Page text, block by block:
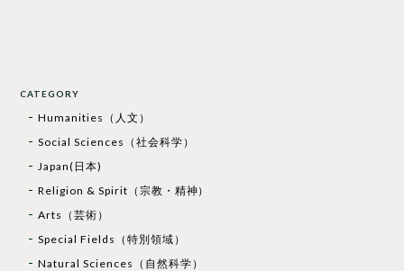
CATEGORY
Humanities（人文）
Social Sciences（社会科学）
Japan(日本)
Religion & Spirit（宗教・精神）
Arts（芸術）
Special Fields（特別領域）
Natural Sciences（自然科学）